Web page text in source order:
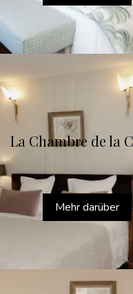
La Chambre de la
Mehr darüber